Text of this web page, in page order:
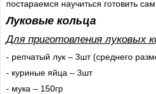
постараемся научиться готовить
Луковые кольца
Для приготовления луковых
- репчатый лук – 3шт (среднего
- куриные яйца – 3шт
- мука – 150гр